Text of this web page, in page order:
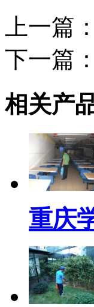
上一篇：
下一篇：
相关产
重庆